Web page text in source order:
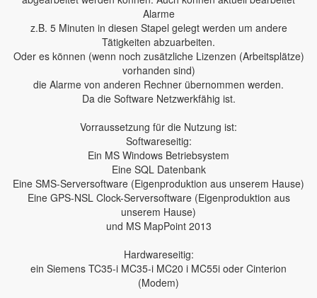
Alarme
z.B. 5 Minuten in diesen Stapel gelegt werden um andere
Tätigkeiten abzuarbeiten.
Oder es können (wenn noch zusätzliche Lizenzen (Arbeitsplätze)
vorhanden sind)
die Alarme von anderen Rechner übernommen werden.
Da die Software Netzwerkfähig ist.
Vorraussetzung für die Nutzung ist:
Softwareseitig:
Ein MS Windows Betriebsystem
Eine SQL Datenbank
Eine SMS-Serversoftware (Eigenproduktion aus unserem Hause)
Eine GPS-NSL Clock-Serversoftware (Eigenproduktion aus
unserem Hause)
und MS MapPoint 2013
Hardwareseitig:
ein Siemens TC35-i MC35-i MC20 i MC55i oder Cinterion
(Modem)